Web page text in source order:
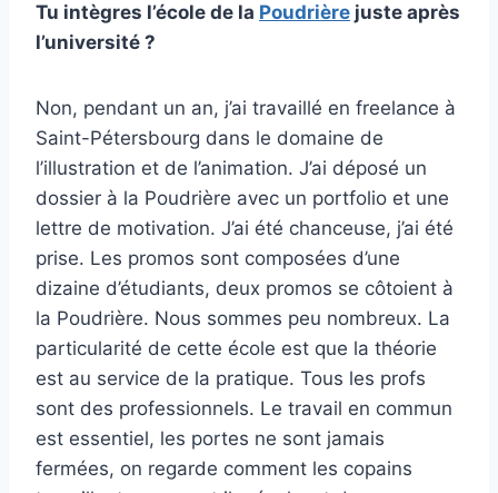
Tu intègres l’école de la Poudrière juste après
l’université ?
Non, pendant un an, j’ai travaillé en freelance à
Saint-Pétersbourg dans le domaine de
l’illustration et de l’animation. J’ai déposé un
dossier à la Poudrière avec un portfolio et une
lettre de motivation. J’ai été chanceuse, j’ai été
prise. Les promos sont composées d’une
dizaine d’étudiants, deux promos se côtoient à
la Poudrière. Nous sommes peu nombreux. La
particularité de cette école est que la théorie
est au service de la pratique. Tous les profs
sont des professionnels. Le travail en commun
est essentiel, les portes ne sont jamais
fermées, on regarde comment les copains